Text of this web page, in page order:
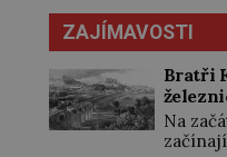
ZAJÍMAVOSTI
Bratři
ovládli
Na